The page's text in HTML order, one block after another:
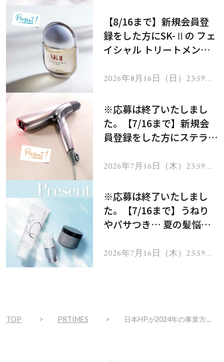
【8/16まで】新規会員登
録をした方にSK-Ⅱの フェ
イシャル トリートメント
2026年8月16日（日）23:59ま
※応募は終了いたしまし
た。【7/16まで】新規会
員登録をした方にステラボ
ヘアドライヤー ジュエル
2026年7月16日（木）23:59ま
※応募は終了いたしまし
た。【7/16まで】うねり
やパサつき… 夏の髪悩み
ムを13名様にプレゼン
2026年7月16日（木）23:59ま
TOP PRTIMES 日本HPが2024年の事業方針説明会を開催、AIテクノロジーを内蔵した新型PCを発表